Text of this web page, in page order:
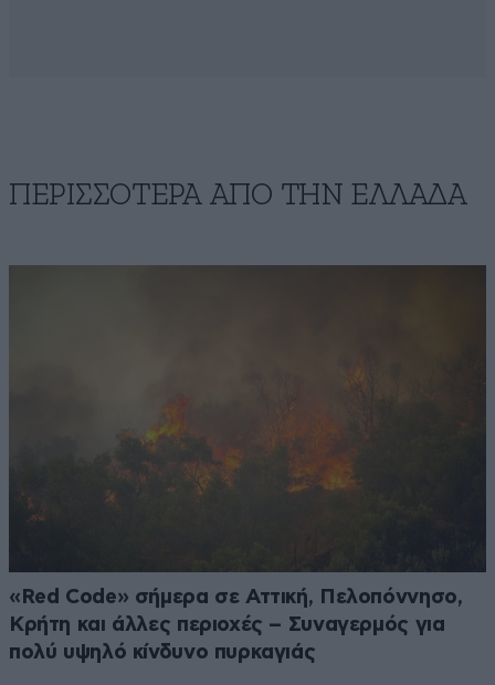
ΠΕΡΙΣΣΟΤΕΡΑ ΑΠΟ ΤΗΝ ΕΛΛΑΔΑ
«Red Code» σήμερα σε Αττική, Πελοπόννησο,
Κρήτη και άλλες περιοχές – Συναγερμός για
πολύ υψηλό κίνδυνο πυρκαγιάς